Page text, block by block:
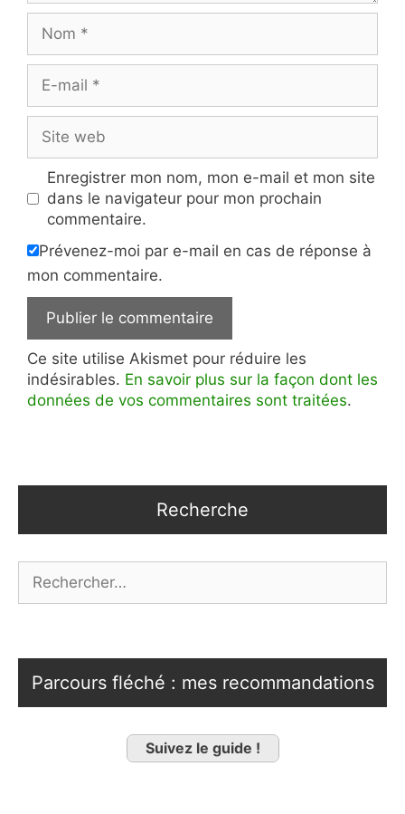
mail
web
Enregistrer mon nom, mon e-mail et mon site
dans le navigateur pour mon prochain
commentaire.
Prévenez-moi par e-mail en cas de réponse à
mon commentaire.
Ce site utilise Akismet pour réduire les
indésirables. En savoir plus sur la façon dont les
données de vos commentaires sont traitées.
Recherche
Parcours fléché : mes recommandations
Suivez le guide !